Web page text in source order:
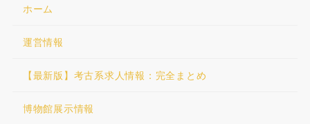
ホーム
運営情報
【最新版】考古系求人情報：完全まとめ
博物館展示情報